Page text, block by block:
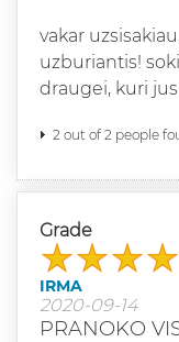
vakar
uzburiantis!
draugei, kuri
2 out of 2 people
Grade
IRMA
2020-09-14
PRANOKO